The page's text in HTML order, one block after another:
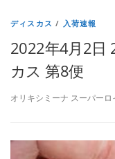
ディスカス / 入荷速報
2022年4月2日
カス 第8便
オリキシミーナ スーパー